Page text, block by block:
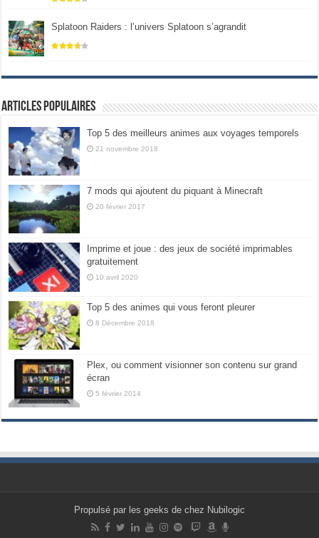
Splatoon Raiders : l’univers Splatoon s’agrandit
Articles populaires
Top 5 des meilleurs animes aux voyages temporels
21 novembre 2018
7 mods qui ajoutent du piquant à Minecraft
20 février 2017
Imprime et joue : des jeux de société imprimables
gratuitement
10 avril 2020
Top 5 des animes qui vous feront pleurer
8 Décembre 2018
Plex, ou comment visionner son contenu sur grand
écran
5 février 2014
Propulsé par les geeks de chez Nubilogic